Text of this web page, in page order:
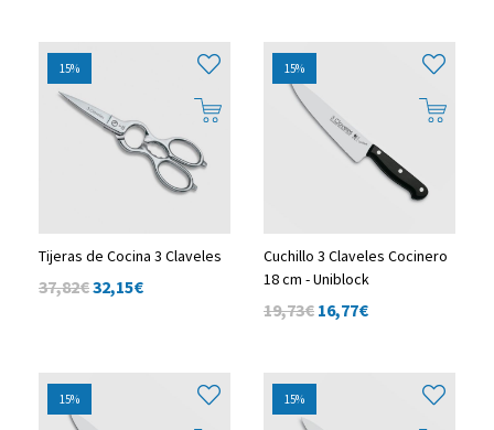
15%
Tijeras de Cocina 3 Claveles
37,82€32,15€
15%
Cuchillo 3 Claveles Cocinero
18 cm - Uniblock
19,73€ 16,77€
15% 15%